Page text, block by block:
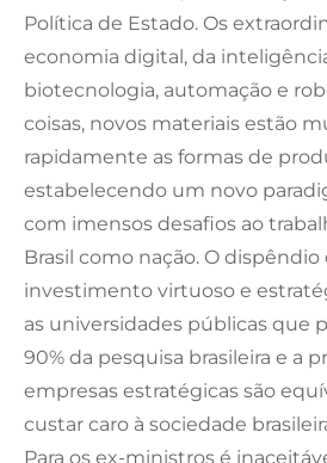
Política de Estado. Os
economia digital, da
biotecnologia, automação e
coisas, novos materiais estão
rapidamente as formas de
estabelecendo um novo
com imensos desafios ao
Brasil como nação. O dispêndio
investimento virtuoso e
as universidades públicas que
90% da pesquisa brasileira e a
empresas estratégicas são
custar caro à sociedade
Para os ex-ministros é